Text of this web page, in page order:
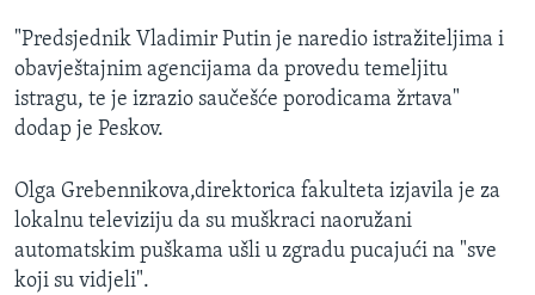
"Predsjednik Vladimir Putin je naredio istražiteljima i
obavještajnim agencijama da provedu temeljitu
istragu, te je izrazio saučešće porodicama žrtava"
dodap je Peskov.
Olga Grebennikova,direktorica fakulteta izjavila je za
lokalnu televiziju da su muškraci naoružani
automatskim puškama ušli u zgradu pucajući na "sve
koji su vidjeli".